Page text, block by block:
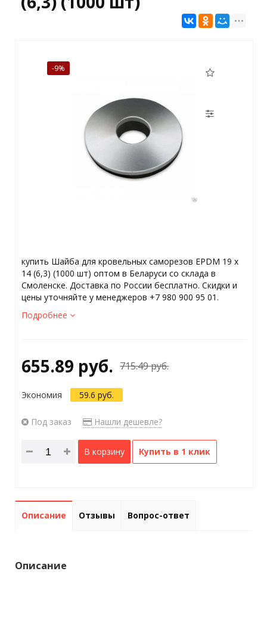
-9%
купить Шайба для кровельных саморезов EPDM 19 x
14 (6,3) (1000 шт) оптом в Беларуси со склада в
Смоленске. Доставка по России бесплатно. Скидки и
цены уточняйте у менеджеров +7 980 900 95 01.
Подробнее
655.89 руб. 715.49 руб.
Экономия 59.6 руб.
Под заказ Нашли дешевле?
В корзину Купить в 1 клик
Описание Отзывы Вопрос-ответ
Описание